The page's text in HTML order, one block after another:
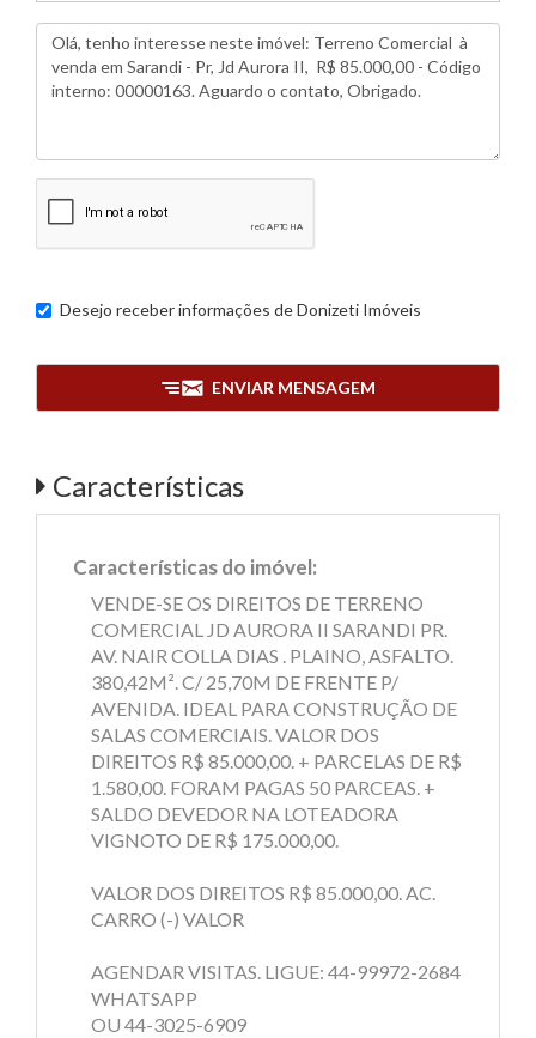
Desejo receber informações deDonizeti Imóveis
ENVIAR MENSAGEM
Características
Características do imóvel:
VENDE-SE OS DIREITOS DE TERRENO
COMERCIAL JD AURORA II SARANDI PR.
AV. NAIR COLLA DIAS . PLAINO, ASFALTO.
380,42M². C/ 25,70M DE FRENTE P/
AVENIDA. IDEAL PARA CONSTRUÇÃO DE
SALAS COMERCIAIS. VALOR DOS
DIREITOS R$ 85.000,00. + PARCELAS DE R$
1.580,00. FORAM PAGAS 50 PARCEAS. +
SALDO DEVEDOR NA LOTEADORA
VIGNOTO DE R$ 175.000,00.
VALOR DOS DIREITOS R$ 85.000,00. AC.
CARRO (-) VALOR
AGENDAR VISITAS. LIGUE: 44-99972-2684
WHATSAPP
OU 44-3025-6909